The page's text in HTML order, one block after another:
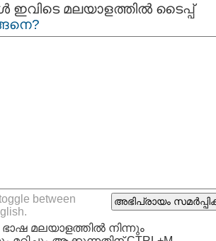
ഇവിടെ മലയാളത്തില്‍ ടൈപ്പ്
between
മലയാളത്തില്‍ നിന്നും